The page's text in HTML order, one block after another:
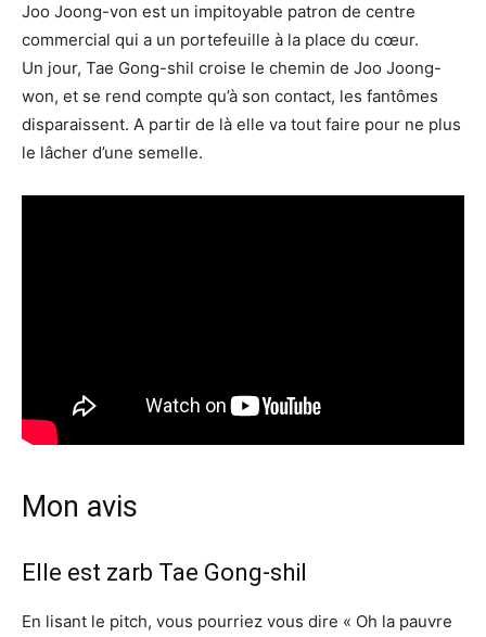
Joo Joong-von est un impitoyable patron de centre
commercial qui a un portefeuille à la place du cœur.
Un jour, Tae Gong-shil croise le chemin de Joo Joong-
won, et se rend compte qu’à son contact, les fantômes
disparaissent. A partir de là elle va tout faire pour ne plus
le lâcher d’une semelle.
Mon avis
Elle est zarb Tae Gong-shil
En lisant le pitch, vous pourriez vous dire « Oh la pauvre